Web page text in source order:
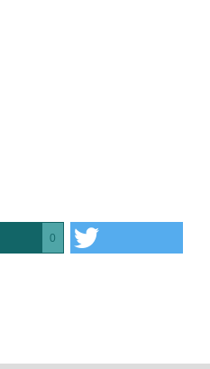
0